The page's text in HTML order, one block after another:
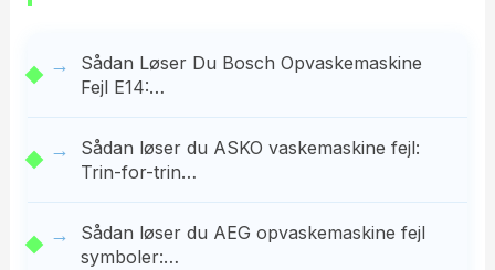
Sådan Løser Du Bosch Opvaskemaskine
Fejl E14:…
Sådan løser du ASKO vaskemaskine fejl:
Trin-for-trin…
Sådan løser du AEG opvaskemaskine fejl
symboler:…